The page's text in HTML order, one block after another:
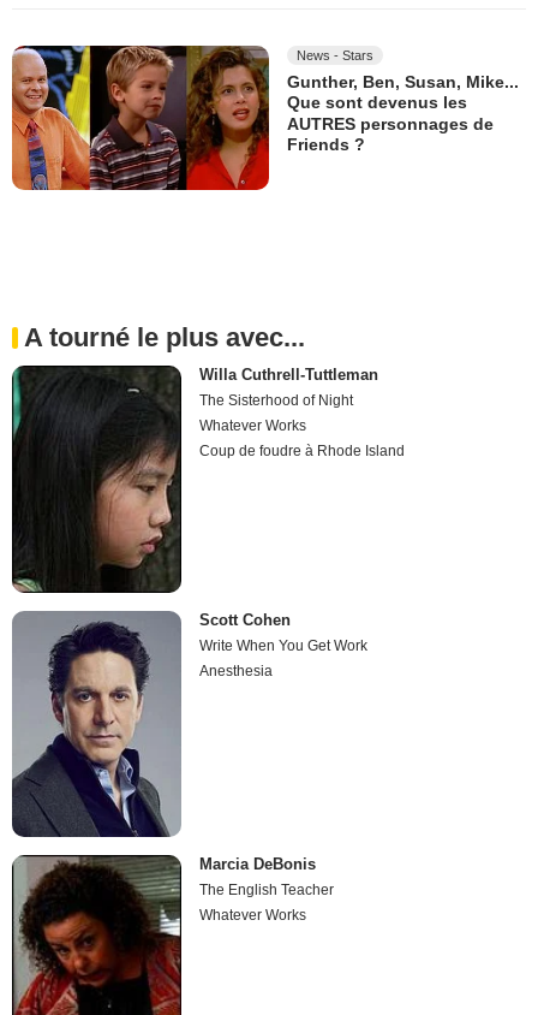
News - Stars
Gunther, Ben, Susan, Mike...
Que sont devenus les
AUTRES personnages de
Friends ?
A tourné le plus avec...
Willa Cuthrell-Tuttleman
The Sisterhood of Night
Whatever Works
Coup de foudre à Rhode Island
Scott Cohen
Write When You Get Work
Anesthesia
Marcia DeBonis
The English Teacher
Whatever Works